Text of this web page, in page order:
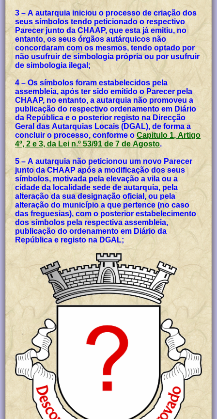
3 – A autarquia iniciou o processo de criação dos
seus símbolos tendo peticionado o respectivo
Parecer junto da CHAAP, que esta já emitiu, no
entanto, os seus órgãos autárquicos não
concordaram com os mesmos, tendo optado por
não usufruir de simbologia própria ou por usufruir
de simbologia ilegal;
4 – Os símbolos foram estabelecidos pela
assembleia, após ter sido emitido o Parecer pela
CHAAP, no entanto, a autarquia não promoveu a
publicação do respectivo ordenamento em Diário
da República e o posterior registo na Direcção
Geral das Autarquias Locais (DGAL), de forma a
concluir o processo, conforme oCapitulo 1, Artigo
4º, 2 e 3, da Lei n.º 53/91 de 7 de Agosto.
5 – A autarquia não peticionou um novo Parecer
junto da CHAAP após a modificação dos seus
símbolos, motivada pela elevação a vila ou a
cidade da localidade sede de autarquia, pela
alteração da sua designação oficial, ou pela
alteração do município a que pertence (no caso
das freguesias), com o posterior estabelecimento
dos símbolos pela respectiva assembleia,
publicação do ordenamento em Diário da
República e registo na DGAL;